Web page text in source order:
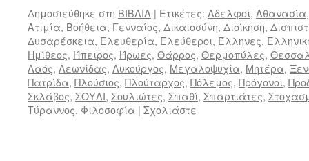
Δημοσιεύθηκε στη ΒΙΒΛΙΑ | Ετικέτες: Αδελφοί, Αθανασία
Ατιμία, Βοήθεια, Γενναίος, Δικαιοσύνη, Διοίκηση,
Δυσαρέσκεια, Ελευθερία, Ελεύθεροι, Έλληνες,
Ημίθεος, Ήπειρος, Ήρωες, Θάρρος, Θερμοπύλες,
Λαός, Λεωνίδας, Λυκούργος, Μεγαλοψυχία, Μητέρα,
Πατρίδα, Πλούσιος, Πλούταρχος, Πόλεμος, Πρόγονοι,
Σκλάβος, ΣΟΥΛΙ, Σουλιώτες, Σπαθί, Σπαρτιάτες,
Τύραννος, Φιλοσοφία | Σχολιάστε